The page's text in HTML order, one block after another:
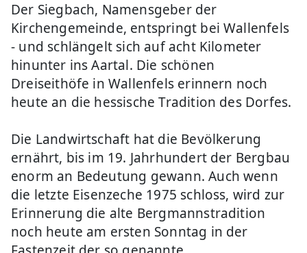
Der Siegbach, Namensgeber der
Kirchengemeinde, entspringt bei Wallenfels
- und schlängelt sich auf acht Kilometer
hinunter ins Aartal. Die schönen
Dreiseithöfe in Wallenfels erinnern noch
heute an die hessische Tradition des Dorfes.
Die Landwirtschaft hat die Bevölkerung
ernährt, bis im 19. Jahrhundert der Bergbau
enorm an Bedeutung gewann. Auch wenn
die letzte Eisenzeche 1975 schloss, wird zur
Erinnerung die alte Bergmannstradition
noch heute am ersten Sonntag in der